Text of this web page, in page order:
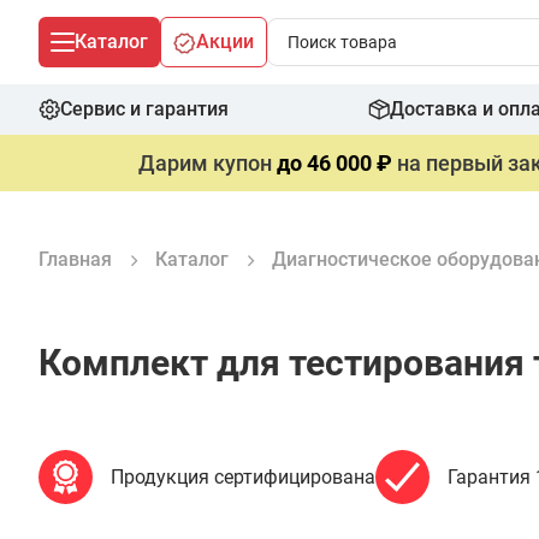
Каталог Акции
Сервис и гарантия Доставка и
Дарим купондо 46 000 ₽ на первый
Главная Каталог Диагностическое
Комплект для
Продукция сертифицирована Гарантия